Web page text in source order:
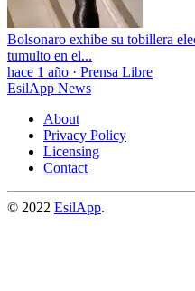
Bolsonaro exhibe su tobillera
tumulto en el...
hace 1 año · Prensa Libre
EsilApp News
About
Privacy Policy
Licensing
Contact
© 2022 EsilApp.